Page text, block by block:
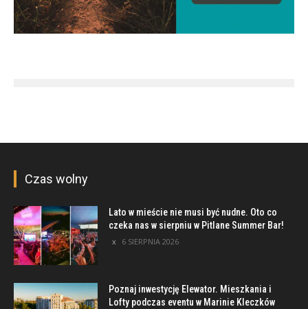
Czas wolny
Lato w mieście nie musi być nudne. Oto co
czeka nas w sierpniu w Pitlane Summer Bar!
6 SIERPNIA 2026
Poznaj inwestycję Elewator. Mieszkania i
Lofty podczas eventu w Marinie Kleczków